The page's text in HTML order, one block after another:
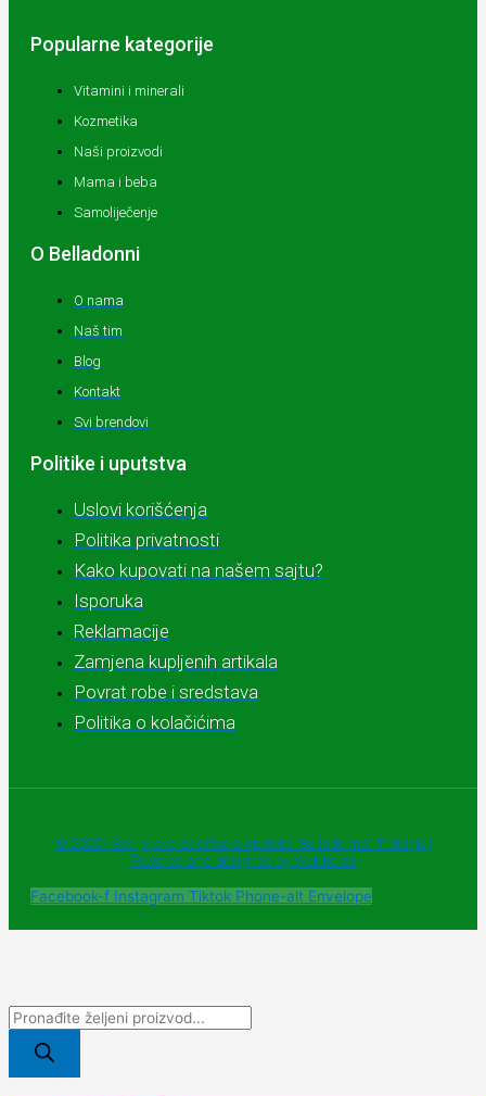
Popularne kategorije
Vitamini i minerali
Kozmetika
Naši proizvodi
Mama i beba
Samoliječenje
O Belladonni
O nama
Naš tim
Blog
Kontakt
Svi brendovi
Politike i uputstva
Uslovi korišćenja
Politika privatnosti
Kako kupovati na našem sajtu?
Isporuka
Reklamacije
Zamjena kupljenih artikala
Povrat robe i sredstava
Politika o kolačićima
© 2025 - Sva prava zadržava Apoteke "Belladonna" Trebinje |
Powered and designed by Webherzz
Facebook-f Instagram Tiktok Phone-alt Envelope